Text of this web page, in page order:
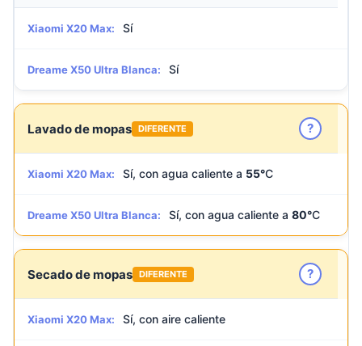
Xiaomi X20 Max: Sí
Dreame X50 Ultra Blanca: Sí
Lavado de mopas DIFERENTE ?
Xiaomi X20 Max: Sí, con agua caliente a 55°C
Dreame X50 Ultra Blanca: Sí, con agua caliente a 80°C
Secado de mopas DIFERENTE ?
Xiaomi X20 Max: Sí, con aire caliente